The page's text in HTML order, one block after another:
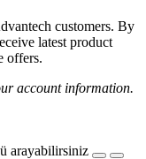
customers. By
latest product
offers.
account information.
arayabilirsiniz